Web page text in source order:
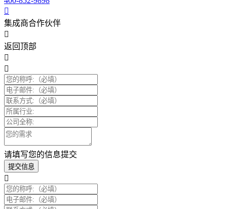
集成商合作伙伴
返回顶部
请填写您的信息提交
提交信息